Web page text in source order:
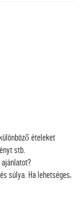
ételeket
stb.
súlya. Ha lehetséges,